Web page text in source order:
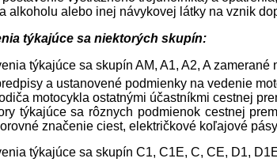
alkoholu alebo inej návykovej látky na vznik
týkajúce sa niektorých skupín:
týkajúce sa skupín AM, A1, A2, A zamerané
a ustanovené podmienky na vedenie
motocykla ostatnými účastníkmi cestnej
týkajúce sa rôznych podmienok cestnej
značenie ciest, električkové koľajové
týkajúce sa skupín C1, C1E, C, CE, D1,